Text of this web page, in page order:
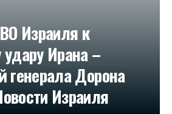
Израиля к
Ирана –
генерала Дорона
Израиля